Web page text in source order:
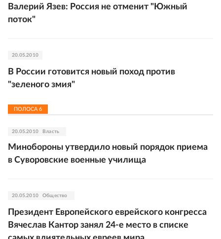
Валерий Язев: Россия не отменит "Южный
поток"
20.05.2010
В России готовится новый поход против
"зеленого змия"
ПОЛОСА 6
20.05.2010 Власть
Минобороны утвердило новый порядок приема
в Суворовские военные училища
20.05.2010 Общество
Президент Европейского еврейского конгресса
Вячеслав Кантор занял 24-е место в списке